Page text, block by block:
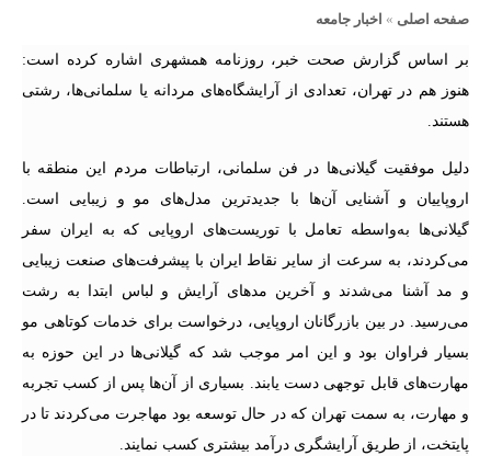
صفحه اصلی » اخبار جامعه
بر اساس گزارش صحت خبر، روزنامه همشهری اشاره کرده است:
هنوز هم در تهران، تعدادی از آرایشگاه‌های مردانه یا سلمانی‌ها، رشتی
هستند.
دلیل موفقیت گیلانی‌ها در فن سلمانی، ارتباطات مردم این منطقه با
اروپاییان و آشنایی آن‌ها با جدیدترین مدل‌های مو و زیبایی است.
گیلانی‌ها به‌واسطه تعامل با توریست‌های اروپایی که به ایران سفر
می‌کردند، به سرعت از سایر نقاط ایران با پیشرفت‌های صنعت زیبایی
و مد آشنا می‌شدند و آخرین مدهای آرایش و لباس ابتدا به رشت
می‌رسید. در بین بازرگانان اروپایی، درخواست برای خدمات کوتاهی مو
بسیار فراوان بود و این امر موجب شد که گیلانی‌ها در این حوزه به
مهارت‌های قابل توجهی دست یابند. بسیاری از آن‌ها پس از کسب تجربه
و مهارت، به سمت تهران که در حال توسعه بود مهاجرت می‌کردند تا در
پایتخت، از طریق آرایشگری درآمد بیشتری کسب نمایند.